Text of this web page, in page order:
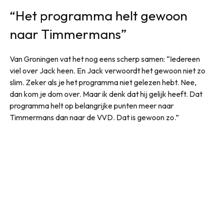
“Het programma helt gewoon
naar Timmermans”
Van Groningen vat het nog eens scherp samen: “Iedereen
viel over Jack heen. En Jack verwoordt het gewoon niet zo
slim. Zeker als je het programma niet gelezen hebt. Nee,
dan kom je dom over. Maar ik denk dat hij gelijk heeft. Dat
programma helt op belangrijke punten meer naar
Timmermans dan naar de VVD. Dat is gewoon zo.”